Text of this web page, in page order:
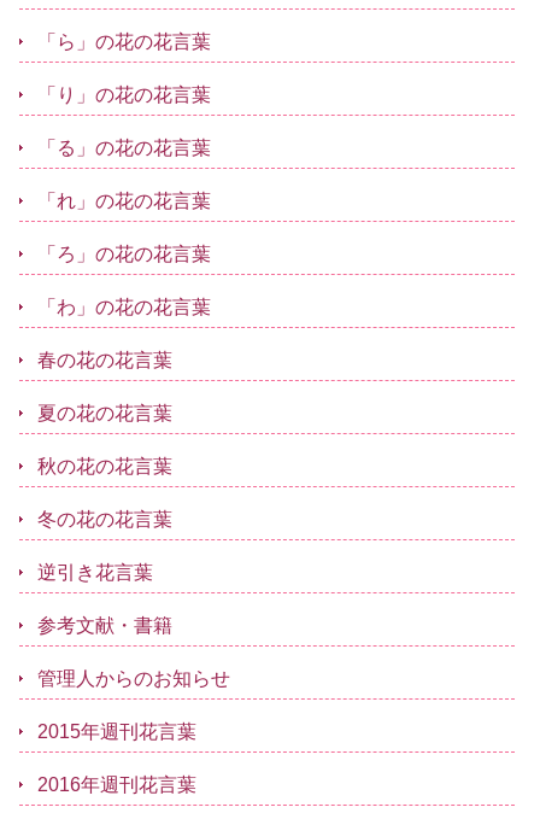
「ら」の花の花言葉
「り」の花の花言葉
「る」の花の花言葉
「れ」の花の花言葉
「ろ」の花の花言葉
「わ」の花の花言葉
春の花の花言葉
夏の花の花言葉
秋の花の花言葉
冬の花の花言葉
逆引き花言葉
参考文献・書籍
管理人からのお知らせ
2015年週刊花言葉
2016年週刊花言葉